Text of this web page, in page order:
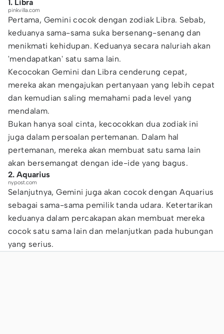
1. Libra
pinkvilla.com
Pertama, Gemini cocok dengan zodiak Libra. Sebab,
keduanya sama-sama suka bersenang-senang dan
menikmati kehidupan. Keduanya secara naluriah akan
'mendapatkan' satu sama lain.
Kecocokan Gemini dan Libra cenderung cepat,
mereka akan mengajukan pertanyaan yang lebih cepat
dan kemudian saling memahami pada level yang
mendalam.
Bukan hanya soal cinta, kecocokkan dua zodiak ini
juga dalam persoalan pertemanan. Dalam hal
pertemanan, mereka akan membuat satu sama lain
akan bersemangat dengan ide-ide yang bagus.
2. Aquarius
nypost.com
Selanjutnya, Gemini juga akan cocok dengan Aquarius
sebagai sama-sama pemilik tanda udara. Ketertarikan
keduanya dalam percakapan akan membuat mereka
cocok satu sama lain dan melanjutkan pada hubungan
yang serius.